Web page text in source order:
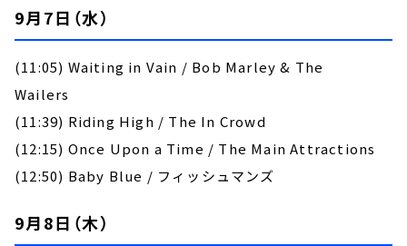
9月7日（水）
(11:05) Waiting in Vain / Bob Marley & The
Wailers
(11:39) Riding High / The In Crowd
(12:15) Once Upon a Time / The Main Attractions
(12:50) Baby Blue / フィッシュマンズ
9月8日（木）